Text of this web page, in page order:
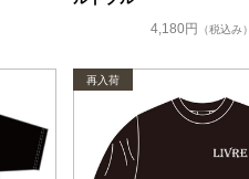
4,180円 （税込み）